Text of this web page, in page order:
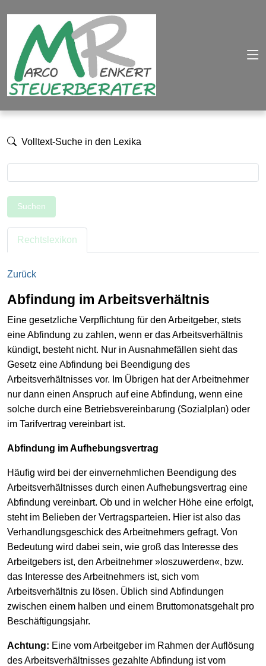
Volltext-Suche in den Lexika
Suchen
Rechtslexikon
Zurück
Abfindung im Arbeitsverhältnis
Eine gesetzliche Verpflichtung für den Arbeitgeber, stets
eine Abfindung zu zahlen, wenn er das Arbeitsverhältnis
kündigt, besteht nicht. Nur in Ausnahmefällen sieht das
Gesetz eine Abfindung bei Beendigung des
Arbeitsverhältnisses vor. Im Übrigen hat der Arbeitnehmer
nur dann einen Anspruch auf eine Abfindung, wenn eine
solche durch eine Betriebsvereinbarung (Sozialplan) oder
im Tarifvertrag vereinbart ist.
Abfindung im Aufhebungsvertrag
Häufig wird bei der einvernehmlichen Beendigung des
Arbeitsverhältnisses durch einen Aufhebungsvertrag eine
Abfindung vereinbart. Ob und in welcher Höhe eine erfolgt,
steht im Belieben der Vertragsparteien. Hier ist also das
Verhandlungsgeschick des Arbeitnehmers gefragt. Von
Bedeutung wird dabei sein, wie groß das Interesse des
Arbeitgebers ist, den Arbeitnehmer »loszuwerden«, bzw.
das Interesse des Arbeitnehmers ist, sich vom
Arbeitsverhältnis zu lösen. Üblich sind Abfindungen
zwischen einem halben und einem Bruttomonatsgehalt pro
Beschäftigungsjahr.
Achtung: Eine vom Arbeitgeber im Rahmen der Auflösung
des Arbeitsverhältnisses gezahlte Abfindung ist vom